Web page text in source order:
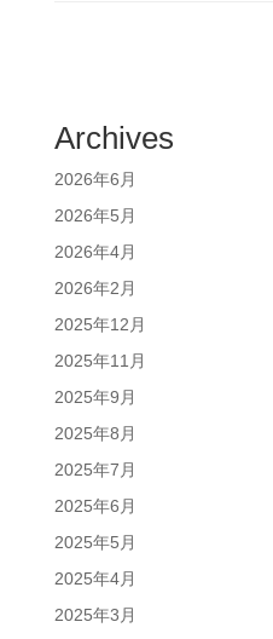
Archives
2026年6月
2026年5月
2026年4月
2026年2月
2025年12月
2025年11月
2025年9月
2025年8月
2025年7月
2025年6月
2025年5月
2025年4月
2025年3月